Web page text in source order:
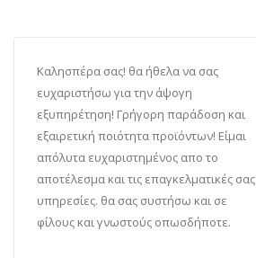
Καλησπέρα σας! θα ήθελα να σας
ευχαριστήσω για την άψογη
εξυπηρέτηση! Γρήγορη παράδοση και
εξαιρετική ποιότητα προϊόντων! Είμαι
απόλυτα ευχαριστημένος απο το
αποτέλεσμα και τις επαγκελματικές σας
υπηρεσίες. θα σας συστήσω και σε
φίλους και γνωστούς οπωσδήποτε.